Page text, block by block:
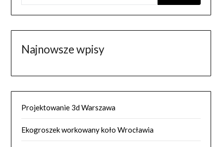
Najnowsze wpisy
Projektowanie 3d Warszawa
Ekogroszek workowany koło Wrocławia